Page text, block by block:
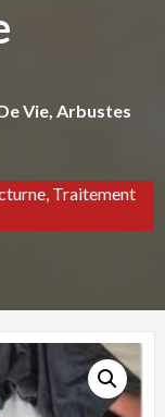
Vie, Arbustes
Traitement